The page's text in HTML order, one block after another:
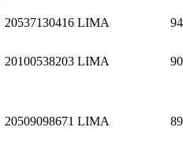
20537130416 LIMA
20100538203 LIMA
20509098671 LIMA